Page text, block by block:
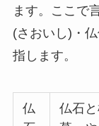
ます。ここで
(さおいし)・
指します。
仏
仏石